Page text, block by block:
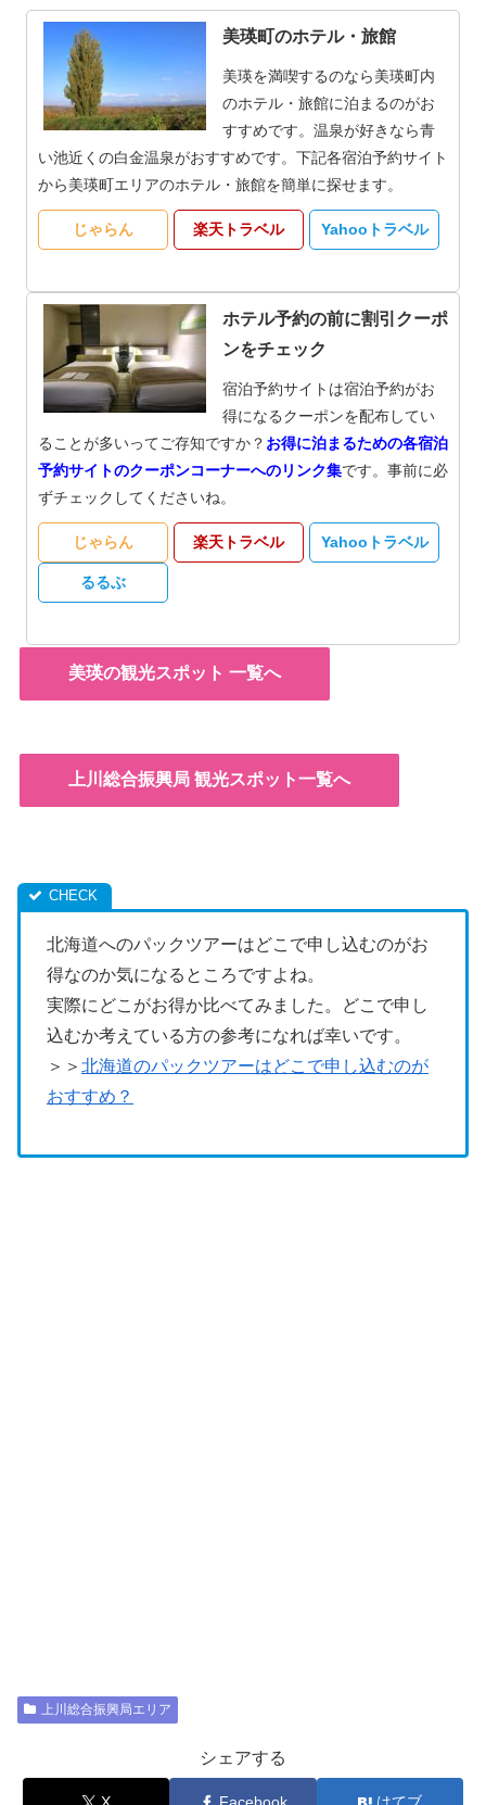
美瑛町のホテル・旅館
美瑛を満喫するのなら美瑛町内
のホテル・旅館に泊まるのがお
すすめです。温泉が好きなら青
い池近くの白金温泉がおすすめです。下記各宿泊予約サイト
から美瑛町エリアのホテル・旅館を簡単に探せます。
じゃらん 楽天トラベル Yahooトラベル
ホテル予約の前に割引クーポ
ンをチェック
宿泊予約サイトは宿泊予約がお
得になるクーポンを配布してい
ることが多いってご存知ですか？ お得に泊まるための各宿泊
予約サイトのクーポンコーナーへのリンク集です。事前に必
ずチェックしてくださいね。
じゃらん 楽天トラベル Yahooトラベル
るるぶ
美瑛の観光スポット 一覧へ
上川総合振興局 観光スポット一覧へ
北海道へのパックツアーはどこで申し込むのがお
得なのか気になるところですよね。
実際にどこがお得か比べてみました。どこで申し
込むか考えている方の参考になれば幸いです。
＞＞ 北海道のパックツアーはどこで申し込むのが
おすすめ？
上川総合振興局エリア
シェアする